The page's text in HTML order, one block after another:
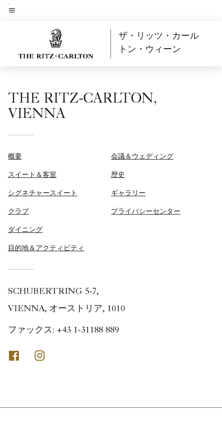
Skip
ザ・リッツ・カール
トン・ウィーン
THE RITZ-CARLTON,
VIENNA
概要
スイート＆客室
シグネチャースイート
クラブ
ダイニング
目的地＆アクティビティ
会議＆ウェディング
歴史
ギャラリー
プライバシーセンター
SCHUBERTRING 5-7,
VIENNA, オーストリア, 1010
ファックス: +43 1-31188 889
Facebook